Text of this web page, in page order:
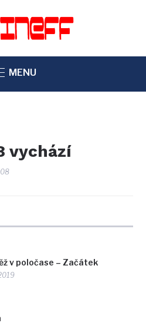
MENU
vychází
v poločase – Začátek